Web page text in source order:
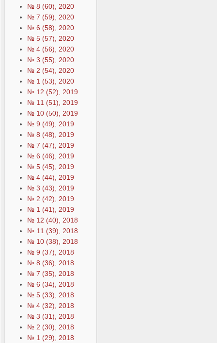
№ 8 (60), 2020
№ 7 (59), 2020
№ 6 (58), 2020
№ 5 (57), 2020
№ 4 (56), 2020
№ 3 (55), 2020
№ 2 (54), 2020
№ 1 (53), 2020
№ 12 (52), 2019
№ 11 (51), 2019
№ 10 (50), 2019
№ 9 (49), 2019
№ 8 (48), 2019
№ 7 (47), 2019
№ 6 (46), 2019
№ 5 (45), 2019
№ 4 (44), 2019
№ 3 (43), 2019
№ 2 (42), 2019
№ 1 (41), 2019
№ 12 (40), 2018
№ 11 (39), 2018
№ 10 (38), 2018
№ 9 (37), 2018
№ 8 (36), 2018
№ 7 (35), 2018
№ 6 (34), 2018
№ 5 (33), 2018
№ 4 (32), 2018
№ 3 (31), 2018
№ 2 (30), 2018
№ 1 (29), 2018